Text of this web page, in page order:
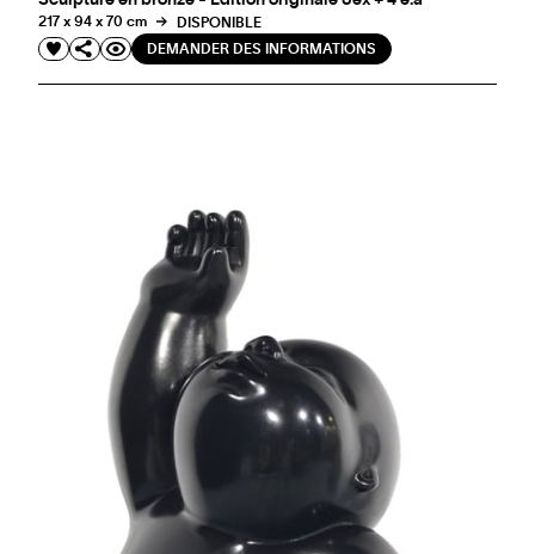
217 x 94 x 70 cm
DISPONIBLE
DEMANDER DES INFORMATIONS